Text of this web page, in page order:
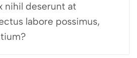
nihil deserunt at
labore possimus,